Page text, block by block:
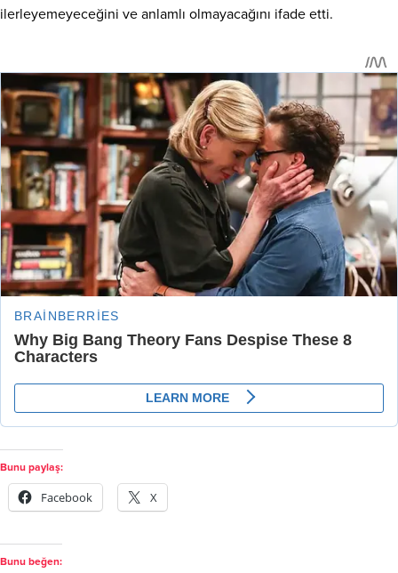
ilerleyemeyeceğini ve anlamlı olmayacağını ifade etti.
Bunu paylaş:
Facebook X
Bunu beğen: